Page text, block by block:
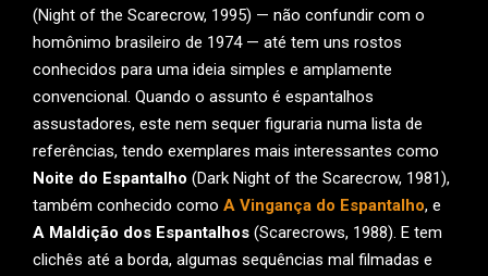
(Night of the Scarecrow, 1995) — não confundir com o
homônimo brasileiro de 1974 — até tem uns rostos
conhecidos para uma ideia simples e amplamente
convencional. Quando o assunto é espantalhos
assustadores, este nem sequer figuraria numa lista de
referências, tendo exemplares mais interessantes como
Noite do Espantalho (Dark Night of the Scarecrow, 1981),
também conhecido como A Vingança do Espantalho, e
A Maldição dos Espantalhos (Scarecrows, 1988). E tem
clichês até a borda, algumas sequências mal filmadas e